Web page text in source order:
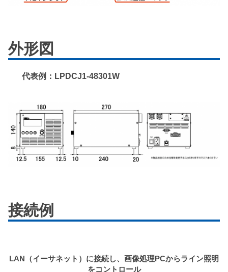
外形図
代表例：LPDCJ1-48301W
接続例
LAN（イーサネット）に接続し、画像処理PCからライン照明
をコントロール